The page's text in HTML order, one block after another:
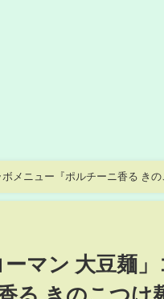
メニュー『ポルチーニ香る きの
マン 大豆麺」
る きのこつけ